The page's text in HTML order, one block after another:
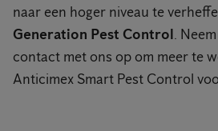
naar een hoger niveau te
Generation Pest Control.
contact met ons op om meer te
Anticimex Smart Pest Control